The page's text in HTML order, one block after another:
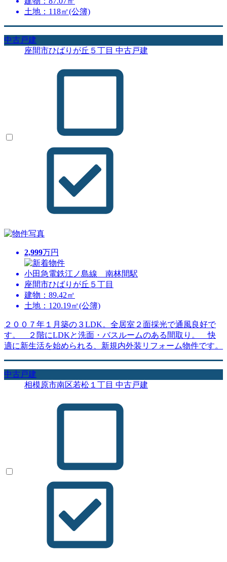
土地：118㎡(公簿)
中古戸建
座間市ひばりが丘５丁目 中古戸建
2,999万円
小田急電鉄江ノ島線 南林間駅
座間市ひばりが丘５丁目
建物：89.42㎡
土地：120.19㎡(公簿)
２００７年１月築の３LDK。全居室２面採光で通風良好で
す。 ２階にLDKと洗面・バスルームのある間取り。 快
適に新生活を始められる、新規内外装リフォーム物件です。
中古戸建
相模原市南区若松１丁目 中古戸建